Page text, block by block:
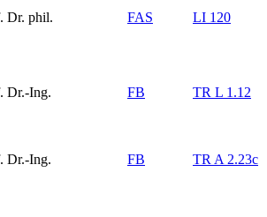
Dr. phil. FAS LI 120
Dr.-Ing. FB TR L 1.12
Dr.-Ing. FB TR A 2.23c